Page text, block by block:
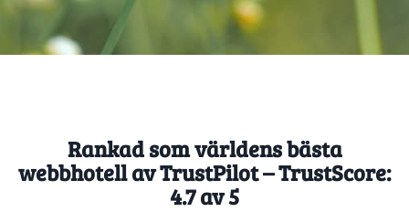
Rankad som världens bästa
webbhotell av TrustPilot – TrustScore:
4.7 av 5